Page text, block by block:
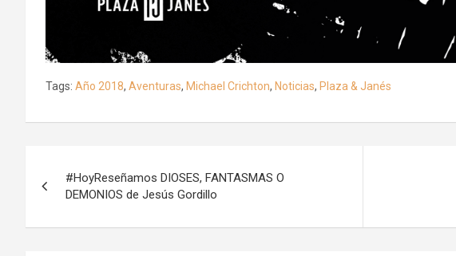
Tags: Año 2018, Aventuras, Michael Crichton, Noticias, Plaza & Janés
de
entradas
#HoyReseñamos DIOSES, FANTASMAS O
DEMONIOS de Jesús Gordillo